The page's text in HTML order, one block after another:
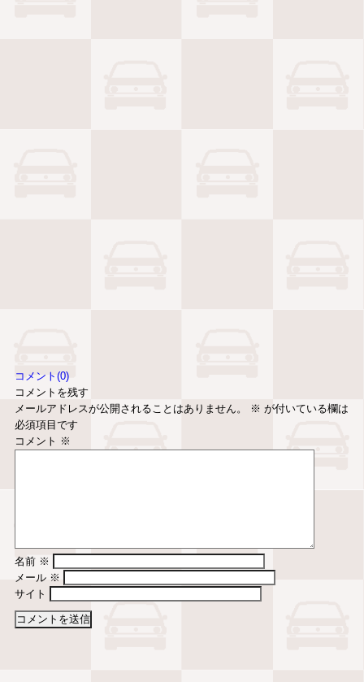
コメント(0)
コメントを残す
メールアドレスが公開されることはありません。
※ が付いている欄は
必須項目です
コメント ※
名前 ※
メール ※
サイト